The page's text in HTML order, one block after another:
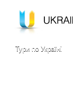
Тури по Україні